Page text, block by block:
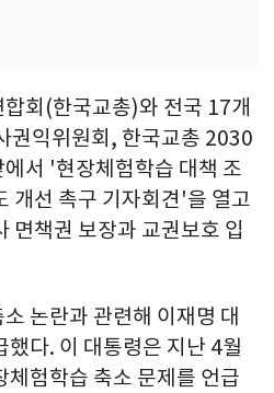
회(한국교총)와 전국 17개
권익위원회, 한국교총 2030
서 '현장체험학습 대책 조
개선 촉구 기자회견'을 열고
면책권 보장과 교권보호 입
논란과 관련해 이재명 대
했다. 이 대통령은 지난 4월
험학습 축소 문제를 언급